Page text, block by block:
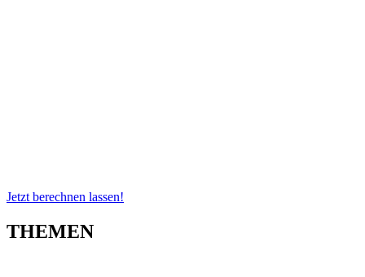
Jetzt berechnen lassen!
THEMEN